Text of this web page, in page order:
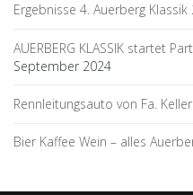
Ergebnisse 4. Auerberg Klassik
AUERBERG KLASSIK startet
September 2024
Rennleitungsauto von Fa.
Bier Kaffee Wein – alles